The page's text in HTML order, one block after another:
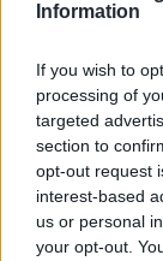
Information
If you wish to
processing of
targeted
section to
opt-out request
interest-based
us or personal
your opt-out.
Indsendt
Bedøm